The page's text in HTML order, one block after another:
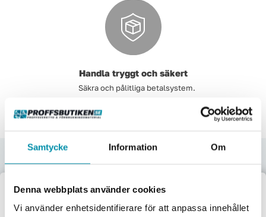
Samtycke Information Om
Denna webbplats använder cookies
Vi använder enhetsidentifierare för att anpassa innehållet
Handla tryggt och säkert
Säkra och pålitliga betalsystem.
Upptäck våra kategorier
Välkommen till